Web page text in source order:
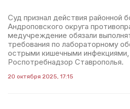
Суд признал действия районной
Андроповского округа
медучреждение обязали
требования по лабораторному
острыми кишечными
Роспотребнадзор Ставрополья.
20 октября 2025, 17:15